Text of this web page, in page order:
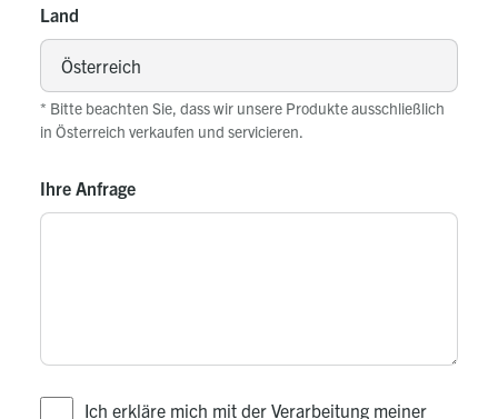
Land
* Bitte beachten Sie, dass wir unsere Produkte ausschließlich
in Österreich verkaufen und servicieren.
Ihre Anfrage
Ich erkläre mich mit der Verarbeitung meiner